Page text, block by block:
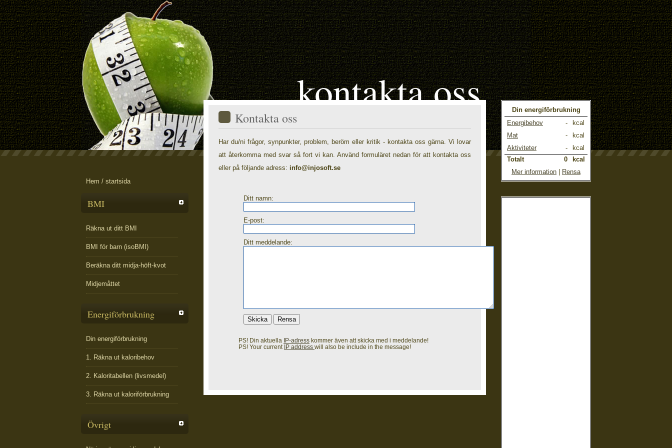
kontakta oss
Hem / startsida
BMI
Räkna ut ditt BMI
BMI för barn (isoBMI)
Beräkna ditt midja-höft-kvot
Midjemåttet
Energiförbrukning
Din energiförbrukning
1. Räkna ut kaloribehov
2. Kaloritabellen (livsmedel)
3. Räkna ut kaloriförbrukning
Övrigt
Kontakta oss
Har du/ni frågor, synpunkter, problem, beröm eller kritik - kontakta oss gärna. Vi lovar
att återkomma med svar så fort vi kan. Använd formuläret nedan för att kontakta oss
eller på följande adress: info@injosoft.se
Ditt namn:
E-post:
Ditt meddelande:
PS! Din aktuella IP-adress kommer även att skicka med i meddelande!
PS! Your current IP address will also be include in the message!
Din energiförbrukning
Energibehov
-
kcal
Mat
-
kcal
Aktiviteter
-
kcal
Totalt
0
kcal
Mer information
Rensa